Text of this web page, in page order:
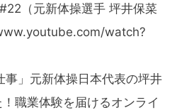
（元新体操選手 坪井保菜
watch?
」元新体操日本代表の坪井
職業体験を届けるオンライ